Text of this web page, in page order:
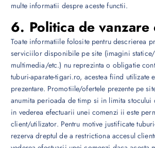
multe informatii despre aceste functii.
6. Politica de vanzare
Toate informatiile folosite pentru descrierea
serviciilor disponibile pe site (imagini
multimedia/etc.) nu reprezinta o obligatie
tuburi-aparate-tigari.ro, acestea fiind utilizate
prezentare. Promotiile/ofertele prezente pe
anumita perioada de timp si in limita
in vederea efectuarii unei comenzi ii este
client/utilizator. Pentru motive justificate
rezerva dreptul de a restrictiona accesul